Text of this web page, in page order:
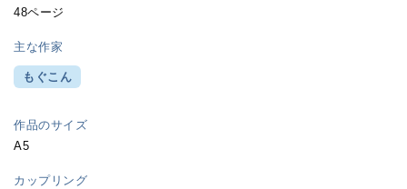
48ページ
主な作家
もぐこん
作品のサイズ
A5
カップリング